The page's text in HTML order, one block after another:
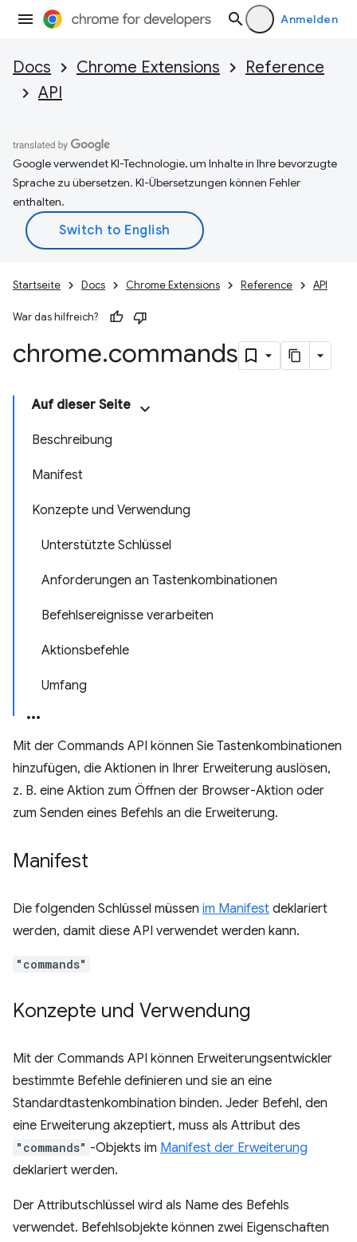
Anmelden
Docs Chrome Extensions
Reference
API
Google verwendet KI-Technologie, um Inhalte in Ihre bevorzugte
Sprache zu übersetzen. KI-Übersetzungen können Fehler
enthalten.
Startseite Docs Chrome Extensions Reference API
War das hilfreich?
chrome.commands
Auf dieser Seite
Beschreibung
Manifest
Konzepte und Verwendung
Unterstützte Schlüssel
Anforderungen an Tastenkombinationen
Befehlsereignisse verarbeiten
Aktionsbefehle
Umfang
Mit der Commands API können Sie Tastenkombinationen
hinzufügen, die Aktionen in Ihrer Erweiterung auslösen,
z. B. eine Aktion zum Öffnen der Browser-Aktion oder
zum Senden eines Befehls an die Erweiterung.
Manifest
Die folgenden Schlüssel müssen im Manifest deklariert
werden, damit diese API verwendet werden kann.
"commands"
Konzepte und Verwendung
Mit der Commands API können Erweiterungsentwickler
bestimmte Befehle definieren und sie an eine
Standardtastenkombination binden. Jeder Befehl, den
eine Erweiterung akzeptiert, muss als Attribut des
"commands" -Objekts im Manifest der Erweiterung
deklariert werden.
Der Attributschlüssel wird als Name des Befehls
verwendet. Befehlsobjekte können zwei Eigenschaften